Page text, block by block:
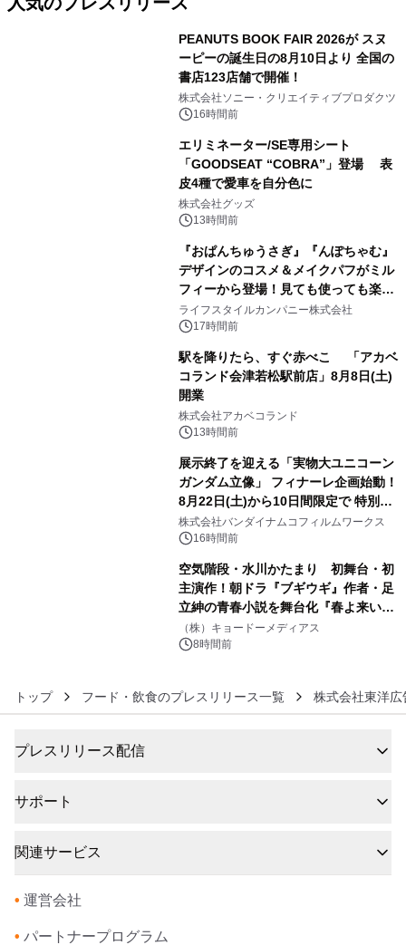
PEANUTS BOOK FAIR 2026が スヌ
ーピーの誕生日の8月10日より 全国の
書店123店舗で開催！
株式会社ソニー・クリエイティブプロダクツ
16時間前
エリミネーター/SE専用シート
「GOODSEAT “COBRA”」登場 表
皮4種で愛車を自分色に
株式会社グッズ
13時間前
『おぱんちゅうさぎ』『んぽちゃむ』
デザインのコスメ＆メイクパフがミル
フィーから登場！見ても使っても楽し
い、ポップでキュートなコレクショ
ン。
ライフスタイルカンパニー株式会社
17時間前
駅を降りたら、すぐ赤べこ 「アカベ
コランド会津若松駅前店」8月8日(土)
開業
株式会社アカベコランド
13時間前
展示終了を迎える「実物大ユニコーン
ガンダム立像」 フィナーレ企画始動！
8月22日(土)から10日間限定で 特別映
像『UNICORN GUNDAM Statue ―
BEYOND POSSIBILITY ―』を上映！
株式会社バンダイナムコフィルムワークス
16時間前
空気階段・水川かたまり 初舞台・初
主演作！朝ドラ『ブギウギ』作者・足
立紳の青春小説を舞台化『春よ来い、
マジで来い』キービジュアル解禁！
（株）キョードーメディアス
8時間前
トップ フード・飲食のプレスリリース一覧 株式会社東洋広
プレスリリース配信
サポート
関連サービス
• 運営会社
• パートナープログラム